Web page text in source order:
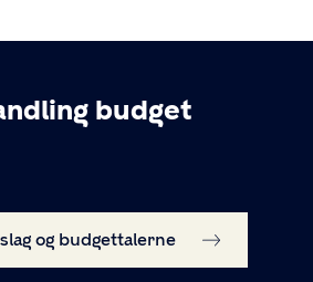
budget
og budgettalerne